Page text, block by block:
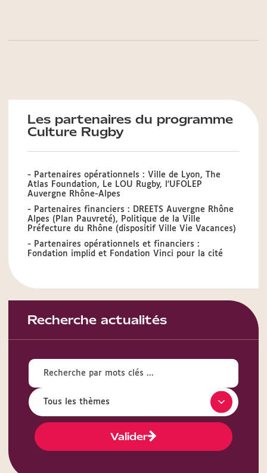
Les partenaires du programme
Culture Rugby
- Partenaires opérationnels : Ville de Lyon, The
Atlas Foundation, Le LOU Rugby, l’UFOLEP
Auvergne Rhône-Alpes
- Partenaires financiers : DREETS Auvergne Rhône
Alpes (Plan Pauvreté), Politique de la Ville
Préfecture du Rhône (dispositif Ville Vie Vacances)
- Partenaires opérationnels et financiers :
Fondation implid et Fondation Vinci pour la cité
Recherche actualités
Valider